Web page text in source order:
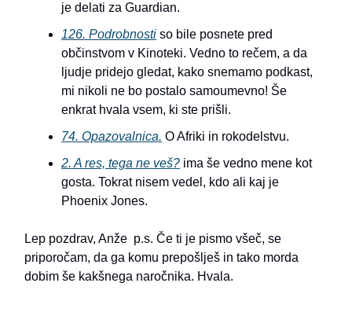
je delati za Guardian.
126. Podrobnosti so bile posnete pred
občinstvom v Kinoteki. Vedno to rečem, a da
ljudje pridejo gledat, kako snemamo podkast,
mi nikoli ne bo postalo samoumevno! Še
enkrat hvala vsem, ki ste prišli.
74. Opazovalnica. O Afriki in rokodelstvu.
2. A res, tega ne veš? ima še vedno mene kot
gosta. Tokrat nisem vedel, kdo ali kaj je
Phoenix Jones.
Lep pozdrav, Anže p.s. Če ti je pismo všeč, se
priporočam, da ga komu prepošlješ in tako morda
dobim še kakšnega naročnika. Hvala.